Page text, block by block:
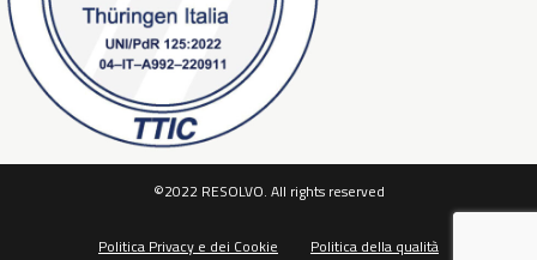
©2022 RESOLVO. All rights reserved
Politica Privacy e dei Cookie Politica della qualità